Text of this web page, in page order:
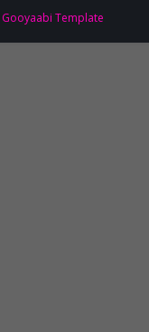
Gooyaabi Template